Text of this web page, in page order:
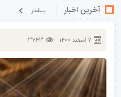
آخرین اخبار بيشتر
7اسفند 1400
3743